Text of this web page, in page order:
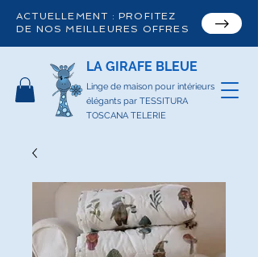
ACTUELLEMENT : PROFITEZ
DE NOS MEILLEURES OFFRES
LA GIRAFE BLEUE
Linge de maison pour intérieurs
élégants par TESSITURA
TOSCANA TELERIE